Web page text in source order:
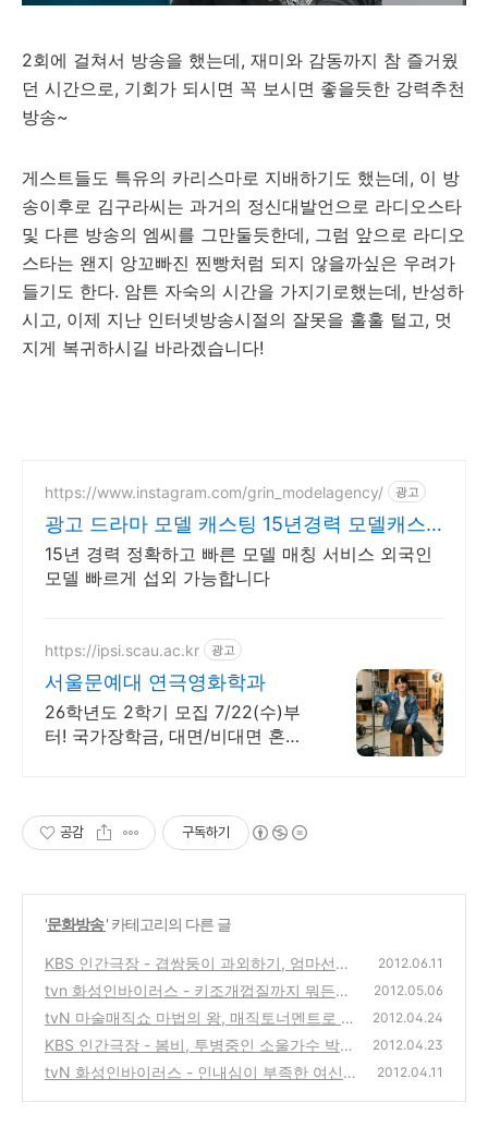
2회에 걸쳐서 방송을 했는데, 재미와 감동까지 참 즐거웠
던 시간으로, 기회가 되시면 꼭 보시면 좋을듯한 강력추천
방송~
게스트들도 특유의 카리스마로 지배하기도 했는데, 이 방
송이후로 김구라씨는 과거의 정신대발언으로 라디오스타
및 다른 방송의 엠씨를 그만둘듯한데, 그럼 앞으로 라디오
스타는 왠지 앙꼬빠진 찐빵처럼 되지 않을까싶은 우려가
들기도 한다. 암튼 자숙의 시간을 가지기로했는데, 반성하
시고, 이제 지난 인터넷방송시절의 잘못을 훌훌 털고, 멋
지게 복귀하시길 바라겠습니다!
https://www.instagram.com/grin_modelagency/ 광고
광고 드라마 모델 캐스팅 15년경력 모델캐스
팅
15년 경력 정확하고 빠른 모델 매칭 서비스 외국인
모델 빠르게 섭외 가능합니다
https://ipsi.scau.ac.kr 광고
서울문예대 연극영화학과
26학년도 2학기 모집 7/22(수)부
터! 국가장학금, 대면/비대면 혼합
공감 구독하기
'문화방송' 카테고리의 다른 글
KBS 인간극장 - 겹쌍둥이 과외하기, 엄마선생
님의 집에서의 학원수업 이야기
(0)
2012.06.11
tvn 화성인바이러스 - 키조개껍질까지 뭐든지
먹어치우는 통아작녀 김지혜
(0)
2012.05.06
tvN 마술매직쇼 마법의 왕, 매직토너멘트로 국
민마술사를 뽑는 마법 서바이벌 방송
(0)
2012.04.24
KBS 인간극장 - 봄비, 투병중인 소울가수 박인
수와 전부인 복화씨의 이야기
(2)
2012.04.23
tvN 화성인바이러스 - 인내심이 부족한 여신
2012.04.11